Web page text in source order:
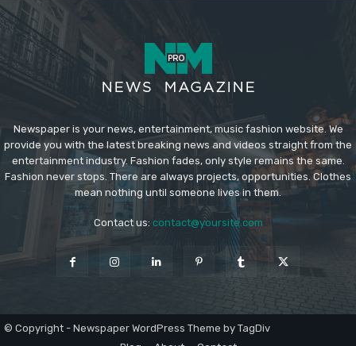
Newspaper is your news, entertainment, music fashion website. We
provide you with the latest breaking news and videos straight from the
entertainment industry. Fashion fades, only style remains the same.
Fashion never stops. There are always projects, opportunities. Clothes
mean nothing until someone lives in them.
Contact us: contact@yoursite.com
© Copyright - Newspaper WordPress Theme by TagDiv